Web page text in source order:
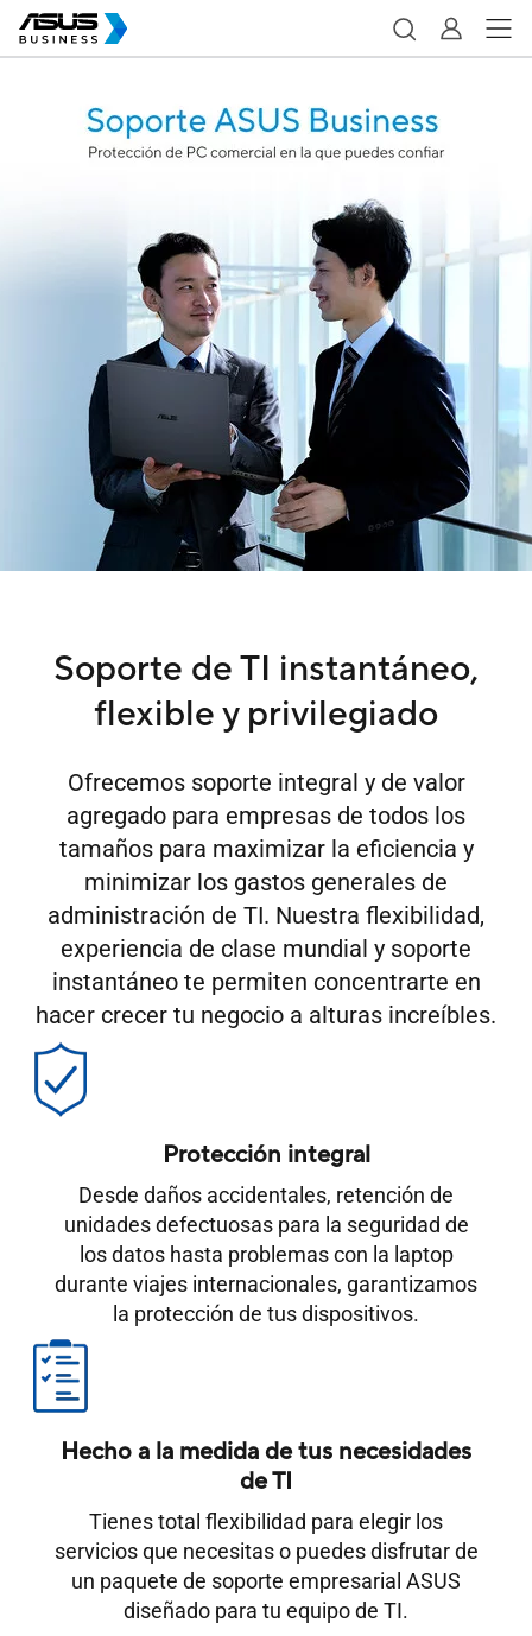
Soporte de TI instantáneo,
flexible y privilegiado
Ofrecemos soporte integral y de valor
agregado para empresas de todos los
tamaños para maximizar la eficiencia y
minimizar los gastos generales de
administración de TI. Nuestra flexibilidad,
experiencia de clase mundial y soporte
instantáneo te permiten concentrarte en
hacer crecer tu negocio a alturas increíbles.
Protección integral
Desde daños accidentales, retención de
unidades defectuosas para la seguridad de
los datos hasta problemas con la laptop
durante viajes internacionales, garantizamos
la protección de tus dispositivos.
Hecho a la medida de tus necesidades
de TI
Tienes total flexibilidad para elegir los
servicios que necesitas o puedes disfrutar de
un paquete de soporte empresarial ASUS
diseñado para tu equipo de TI.